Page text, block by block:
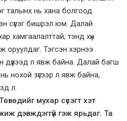
талынх нь хана болгоод
сүсэг бишрэл юм. Далай
хамгаалалттай, тэнд хүн
Тэгсэн хэрнээ
л явж байна. Далай багш
нохой зүгээр л явж байна,
л.
мухар сүсэгт хэт
дэвждэггүй гэж ярьдаг. Та